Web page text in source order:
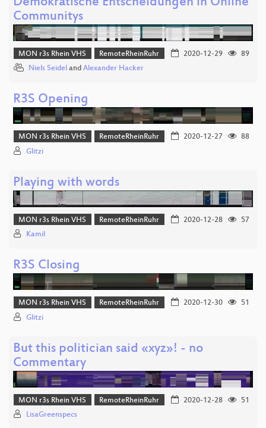
Communitys
MON r3s Rhein VHS RemoteRheinRuhr 2020-12-29
89
Niels Seidel and Alexander Hacker
R3S Opening
MON r3s Rhein VHS RemoteRheinRuhr 2020-12-27
88
Glitzi
Playing with words
MON r3s Rhein VHS RemoteRheinRuhr 2020-12-28
57
Kamil
R3S Closing
MON r3s Rhein VHS RemoteRheinRuhr 2020-12-30
51
Glitzi
But this politician said «xyz»! - no
Commentary
MON r3s Rhein VHS RemoteRheinRuhr 2020-12-28
51
LisaGreenspecs